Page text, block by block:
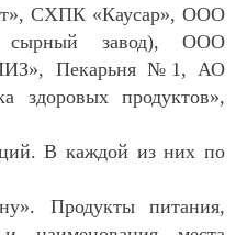
СХПК «Каусар», ООО
сырный завод), ООО
Пекарьня №1, АО
здоровых продуктов»,
В каждой из них по
Продукты питания,